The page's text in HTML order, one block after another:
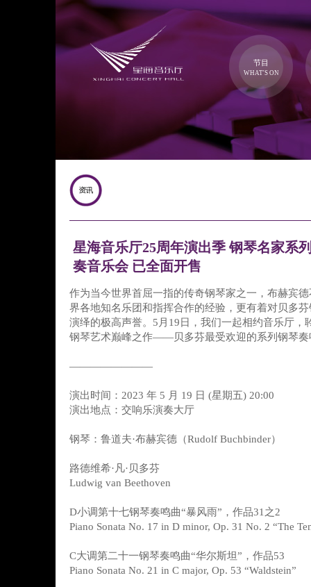
节目
WHAT'S ON
星海音乐厅25周年演出季 钢琴名家系
奏音乐会 已全面开售
作为当今世界首屈一指的传奇钢琴家之一，布赫宾
界各地知名乐团和指挥合作的经验，更有着对贝多
演绎的极高声誉。5月19日，我们一起相约音乐厅，
钢琴艺术巅峰之作——贝多芬最受欢迎的系列钢琴奏
————————
演出时间：2023 年 5 月 19 日 (星期五) 20:00
演出地点：交响乐演奏大厅
钢琴：鲁道夫·布赫宾德（Rudolf Buchbinder）
路德维希·凡·贝多芬
Ludwig van Beethoven
D小调第十七钢琴奏鸣曲“暴风雨”，作品31之2
Piano Sonata No. 17 in D minor, Op. 31 No. 2 “The
C大调第二十一钢琴奏鸣曲“华尔斯坦”，作品53
Piano Sonata No. 21 in C major, Op. 53 “Waldstein”